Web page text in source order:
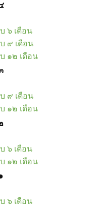
๖ เดือน
๙ เดือน
๑๒ เดือน
๙ เดือน
๑๒ เดือน
๖ เดือน
๑๒ เดือน
๖ เดือน